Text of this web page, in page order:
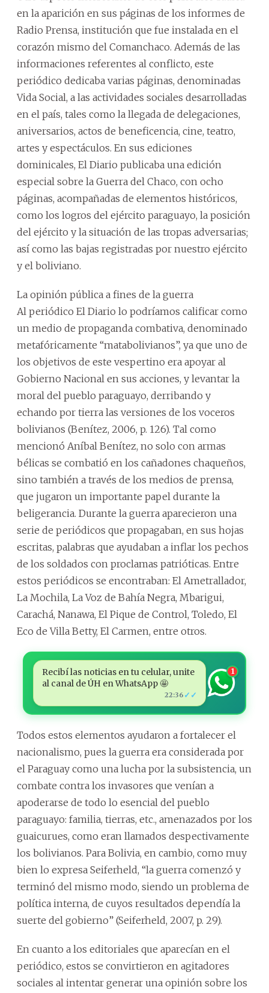
en la aparición en sus páginas de los informes de
Radio Prensa, institución que fue instalada en el
corazón mismo del Comanchaco. Además de las
informaciones referentes al conflicto, este
periódico dedicaba varias páginas, denominadas
Vida Social, a las actividades sociales desarrolladas
en el país, tales como la llegada de delegaciones,
aniversarios, actos de beneficencia, cine, teatro,
artes y espectáculos. En sus ediciones
dominicales, El Diario publicaba una edición
especial sobre la Guerra del Chaco, con ocho
páginas, acompañadas de elementos históricos,
como los logros del ejército paraguayo, la posición
del ejército y la situación de las tropas adversarias;
así como las bajas registradas por nuestro ejército
y el boliviano.
La opinión pública a fines de la guerra
Al periódico El Diario lo podríamos calificar como
un medio de propaganda combativa, denominado
metafóricamente “matabolivianos”, ya que uno de
los objetivos de este vespertino era apoyar al
Gobierno Nacional en sus acciones, y levantar la
moral del pueblo paraguayo, derribando y
echando por tierra las versiones de los voceros
bolivianos (Benítez, 2006, p. 126). Tal como
mencionó Aníbal Benítez, no solo con armas
bélicas se combatió en los cañadones chaqueños,
sino también a través de los medios de prensa,
que jugaron un importante papel durante la
beligerancia. Durante la guerra aparecieron una
serie de periódicos que propagaban, en sus hojas
escritas, palabras que ayudaban a inflar los pechos
de los soldados con proclamas patrióticas. Entre
estos periódicos se encontraban: El Ametrallador,
La Mochila, La Voz de Bahía Negra, Mbarigui,
Carachá, Nanawa, El Pique de Control, Toledo, El
Eco de Villa Betty, El Carmen, entre otros.
Recibí las noticias en tu celular, unite
al canal de ÚH en WhatsApp 🤩
22:36 ✓✓
1
Todos estos elementos ayudaron a fortalecer el
nacionalismo, pues la guerra era considerada por
el Paraguay como una lucha por la subsistencia, un
combate contra los invasores que venían a
apoderarse de todo lo esencial del pueblo
paraguayo: familia, tierras, etc., amenazados por los
guaicurues, como eran llamados despectivamente
los bolivianos. Para Bolivia, en cambio, como muy
bien lo expresa Seiferheld, “la guerra comenzó y
terminó del mismo modo, siendo un problema de
política interna, de cuyos resultados dependía la
suerte del gobierno” (Seiferheld, 2007, p. 29).
En cuanto a los editoriales que aparecían en el
periódico, estos se convirtieron en agitadores
sociales al intentar generar una opinión sobre los